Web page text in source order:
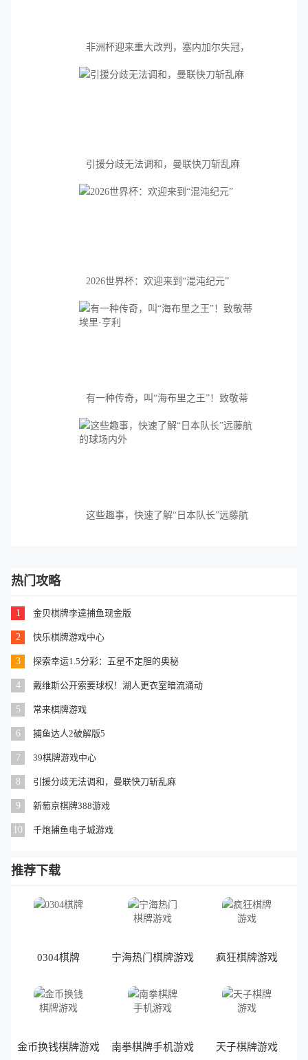
非洲杯迎来重大改判，塞内加尔失冠，
引援分歧无法调和，曼联快刀斩乱麻
2026世界杯：欢迎来到“混沌纪元”
有一种传奇，叫“海布里之王”！致敬蒂
这些趣事，快速了解“日本队长”远藤航
热门攻略
1 金贝棋牌李逵捕鱼现金版
2 快乐棋牌游戏中心
3 探索幸运1.5分彩：五星不定胆的奥秘
4 戴维斯公开索要球权！湖人更衣室暗流涌动
5 常来棋牌游戏
6 捕鱼达人2破解版5
7 39棋牌游戏中心
8 引援分歧无法调和，曼联快刀斩乱麻
9 新萄京棋牌388游戏
10 千炮捕鱼电子城游戏
推荐下载
0304棋牌 宁海热门棋牌游戏 疯狂棋牌游戏
金币换钱棋牌游戏 南拳棋牌手机游戏 天子棋牌游戏